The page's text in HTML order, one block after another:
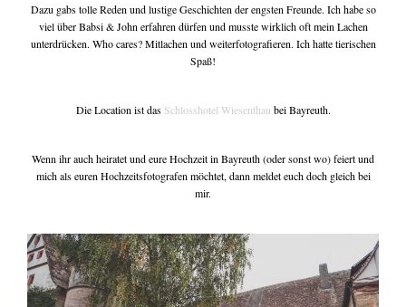
Dazu gabs tolle Reden und lustige Geschichten der engsten Freunde. Ich habe so
viel über Babsi & John erfahren dürfen und musste wirklich oft mein Lachen
unterdrücken. Who cares? Mitlachen und weiterfotografieren. Ich hatte tierischen
Spaß!
Die Location ist das Schlosshotel Wiesenthau bei Bayreuth.
Wenn ihr auch heiratet und eure Hochzeit in Bayreuth (oder sonst wo) feiert und
mich als euren Hochzeitsfotografen möchtet, dann meldet euch doch gleich bei
mir.